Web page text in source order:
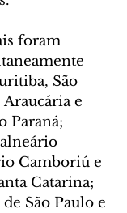
foram
São
Araucária e
Paraná;
Camboriú e
Catarina;
São Paulo e